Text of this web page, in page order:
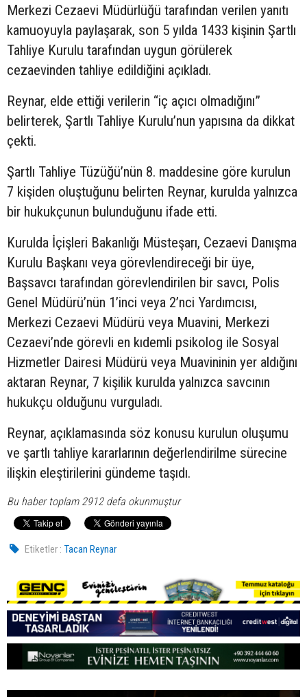
Merkezi Cezaevi Müdürlüğü tarafından verilen yanıtı
kamuoyuyla paylaşarak, son 5 yılda 1433 kişinin Şartlı
Tahliye Kurulu tarafından uygun görülerek
cezaevinden tahliye edildiğini açıkladı.
Reynar, elde ettiği verilerin “iç açıcı olmadığını”
belirterek, Şartlı Tahliye Kurulu’nun yapısına da dikkat
çekti.
Şartlı Tahliye Tüzüğü’nün 8. maddesine göre kurulun
7 kişiden oluştuğunu belirten Reynar, kurulda yalnızca
bir hukukçunun bulunduğunu ifade etti.
Kurulda İçişleri Bakanlığı Müsteşarı, Cezaevi Danışma
Kurulu Başkanı veya görevlendireceği bir üye,
Başsavcı tarafından görevlendirilen bir savcı, Polis
Genel Müdürü’nün 1’inci veya 2’nci Yardımcısı,
Merkezi Cezaevi Müdürü veya Muavini, Merkezi
Cezaevi’nde görevli en kıdemli psikolog ile Sosyal
Hizmetler Dairesi Müdürü veya Muavininin yer aldığını
aktaran Reynar, 7 kişilik kurulda yalnızca savcının
hukukçu olduğunu vurguladı.
Reynar, açıklamasında söz konusu kurulun oluşumu
ve şartlı tahliye kararlarının değerlendirilme sürecine
ilişkin eleştirilerini gündeme taşıdı.
Bu haber toplam 2912 defa okunmuştur
Etiketler : Tacan Reynar